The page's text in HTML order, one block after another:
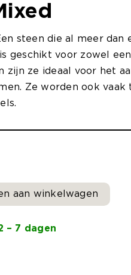
steen die al meer dan
geschikt voor zowel
zijn ze ideaal voor het
Ze worden ook vaak
aan winkelwagen
– 7 dagen